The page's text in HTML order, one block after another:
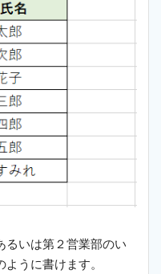
るいは第２営業部のい
うに書けます。